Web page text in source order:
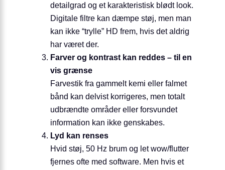
detailgrad og et karakteristisk blødt look.
Digitale filtre kan dæmpe støj, men man
kan ikke “trylle” HD frem, hvis det aldrig
har været der.
Farver og kontrast kan reddes – til en
vis grænse
Farvestik fra gammelt kemi eller falmet
bånd kan delvist korrigeres, men totalt
udbrændte områder eller forsvundet
information kan ikke genskabes.
Lyd kan renses
Hvid støj, 50 Hz brum og let wow/flutter
fjernes ofte med software. Men hvis et